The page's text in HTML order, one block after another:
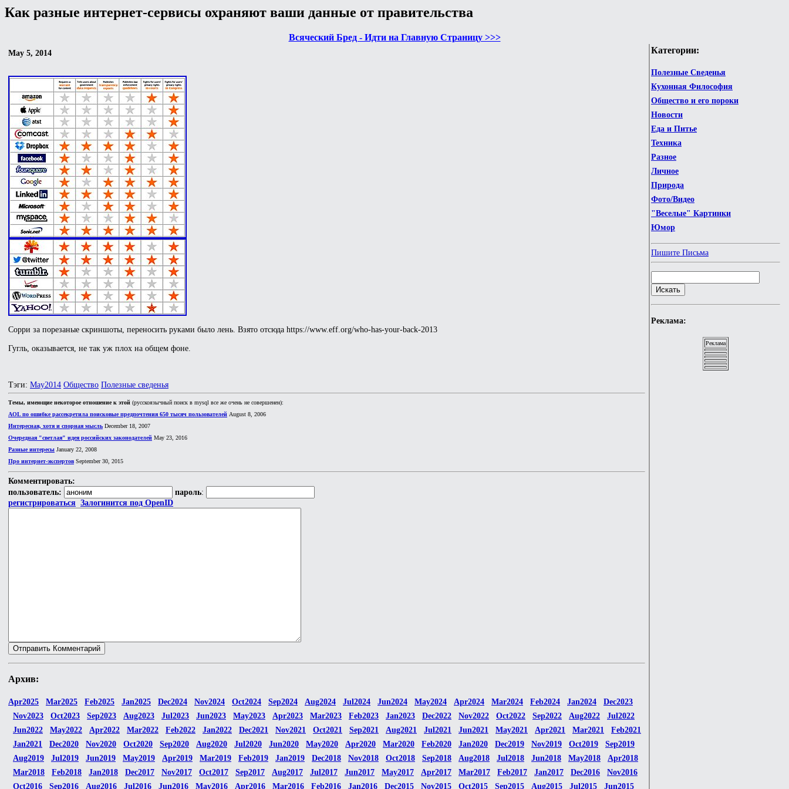
Как разные интернет-сервисы охраняют ваши данные от правительства
Всяческий Бред - Идти на Главную Страницу >>>
Категории:
Полезные Сведенья
Кухонная Философия
Общество и его пороки
Новости
Еда и Питье
Техника
Разное
Личное
Природа
Фото/Видео
"Веселые" Картинки
Юмор
Пишите Письма
Реклама:
Реклама
May 5, 2014
Сорри за порезаные скриншоты, переносить руками было лень. Взято отсюда https://www.eff.org/who-has-your-back-2013
Гугль, оказывается, не так уж плох на общем фоне.
Тэги: May2014 Общество Полезные сведенья
Темы, имеющие некоторое отношение к этой (русскоязычный поиск в mysql все же очень не совершенен):
AOL по ошибке рассекретила поисковые предпочтения 650 тысяч пользователей August 8, 2006
Интересная, хотя и спорная мысль December 18, 2007
Очередная "светлая" идея российских законодателей May 23, 2016
Разные интересы January 22, 2008
Про интернет-экспертов September 30, 2015
Комментировать:
пользователь:
пароль:
регистрироваться Залогинится под OpenID
Архив:
Apr2025 Mar2025 Feb2025 Jan2025 Dec2024 Nov2024 Oct2024 Sep2024 Aug2024 Jul2024 Jun2024 May2024 Apr2024 Mar2024 Feb2024 Jan2024
Dec2023
Nov2023
Oct2023 Sep2023 Aug2023 Jul2023 Jun2023 May2023 Apr2023 Mar2023 Feb2023 Jan2023 Dec2022 Nov2022 Oct2022 Sep2022 Aug2022
Jul2022
Jun2022
May2022 Apr2022 Mar2022 Feb2022 Jan2022 Dec2021 Nov2021 Oct2021 Sep2021 Aug2021 Jul2021 Jun2021 May2021 Apr2021 Mar2021
Feb2021
Jan2021
Dec2020 Nov2020 Oct2020 Sep2020 Aug2020 Jul2020 Jun2020 May2020 Apr2020 Mar2020 Feb2020 Jan2020 Dec2019 Nov2019 Oct2019
Sep2019
Aug2019
Jul2019 Jun2019 May2019 Apr2019 Mar2019 Feb2019 Jan2019 Dec2018 Nov2018 Oct2018 Sep2018 Aug2018 Jul2018 Jun2018 May2018
Apr2018
Mar2018
Feb2018 Jan2018 Dec2017 Nov2017 Oct2017 Sep2017 Aug2017 Jul2017 Jun2017 May2017 Apr2017 Mar2017 Feb2017 Jan2017 Dec2016
Nov2016
Oct2016
Sep2016 Aug2016 Jul2016 Jun2016 May2016 Apr2016 Mar2016 Feb2016 Jan2016 Dec2015 Nov2015 Oct2015 Sep2015 Aug2015 Jul2015 Jun2015